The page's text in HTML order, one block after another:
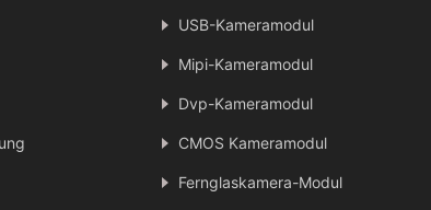
USB-Kameramodul
Mipi-Kameramodul
Dvp-Kameramodul
CMOS Kameramodul
Fernglaskamera-Modul